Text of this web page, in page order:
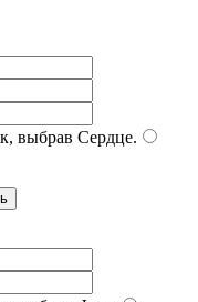
выбрав Сердце.